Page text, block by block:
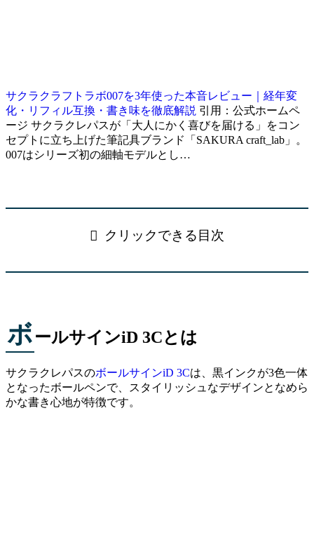
サクラクラフトラボ007を3年使った本音レビュー｜経年変
化・リフィル互換・書き味を徹底解説 引用：公式ホームペ
ージ サクラクレパスが「大人にかく喜びを届ける」をコン
セプトに立ち上げた筆記具ブランド「SAKURA craft_lab」。
007はシリーズ初の細軸モデルとし…
クリックできる目次
ボールサインiD 3Cとは
サクラクレパスのボールサインiD 3Cは、黒インクが3色一体
となったボールペンで、スタイリッシュなデザインとなめら
かな書き心地が特徴です。